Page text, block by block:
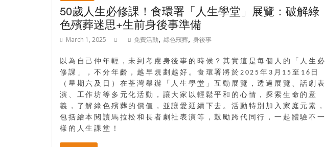
以
後，
來
人
生
半
場，
金
銀
島
50歲人生必修課！食環署「人生學堂」展覽：破解綠
色殯葬迷思+生前身後事準備
March 1, 2025 免費活動, 綠色殯葬, 身後事
以為自己仲年輕，未到考慮身後事的時候？其實這是每個人的「人生必
修課」，不分年齡，越早規劃越好。食環署將於2025年3月15至16日
（星期六及日）在荃灣舉辦「人生學堂」互動展覽，透過展覽、話劇表
演、工作坊等多元化活動，讓大家以輕鬆平和的心情，探索生命的意
義，了解綠色殯葬的價值，並讓愛延續下去。活動特別加入家庭元素，
包括繪本閱讀馬拉松和長者劇社表演等，鼓勵跨代同行，一起體驗不一
樣的人生課堂！